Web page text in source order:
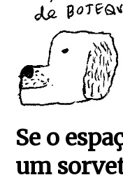
Se o
um